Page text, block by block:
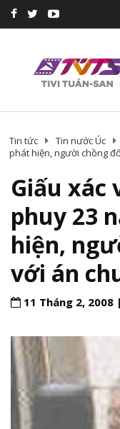
Tin tức Tin nước Úc
phát hiện, người chồng
Giấu xác
phuy 23
hiện,
với án
11 Tháng 2, 2008 |